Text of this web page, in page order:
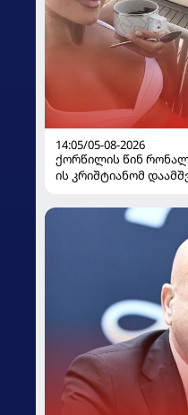
14:05/05-08-2026
ქორწილის წინ
ის კრიშტიანომ